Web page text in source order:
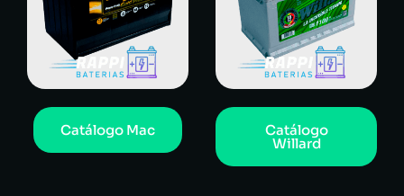
Catálogo Mac Catálogo
Willard